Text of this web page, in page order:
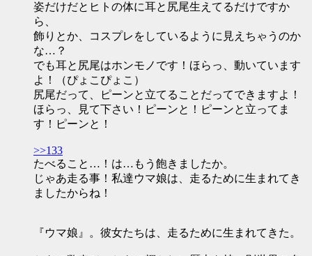
姿だけだとヒトの体に耳と尻尾生えてるだけですか
ら、
飾りとか、コスプレをしているように見えちゃうのか
な…？
でも耳と尻尾はホンモノです！ほらっ、動いています
よ！（ぴょこぴょこ）
尻尾だって、ピーンと立てることだってできますよ！
ほらっ、見て下さい！ピーンと！ピーンと立ってま
す！ピーンと！
>>133
たべること…！は…もう飽きましたか。
じゃあ走る事！私達ウマ娘は、走るために生まれてき
ましたからね！
『ウマ娘』。彼女たちは、走るために生まれてきた。